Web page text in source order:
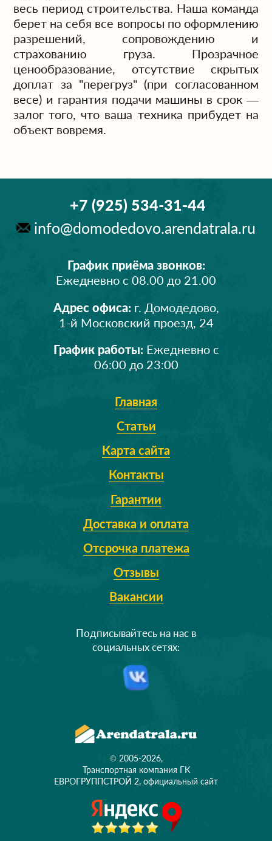
весь период строительства. Наша команда
берет на себя все вопросы по оформлению
разрешений, сопровождению и
страхованию груза. Прозрачное
ценообразование, отсутствие скрытых
доплат за "перегруз" (при согласованном
весе) и гарантия подачи машины в срок —
залог того, что ваша техника прибудет на
объект вовремя.
© 2005-2026,
Транспортная компания ГК
ЕВРОГРУППСТРОЙ 2, официальный сайт
Главная
Статьи
Карта сайта
Контакты
Гарантии
Доставка и оплата
Отсрочка платежа
Отзывы
Вакансии
График приёма звонков:
Ежедневно с 08.00 до 21.00
Адрес офиса:г. Домодедово,
1-й Московский проезд, 24
График работы:Ежедневно с
06:00 до 23:00
Подписывайтесь на нас в
социальных сетях:
+7 (925) 534-31-44
info@domodedovo.arendatrala.ru